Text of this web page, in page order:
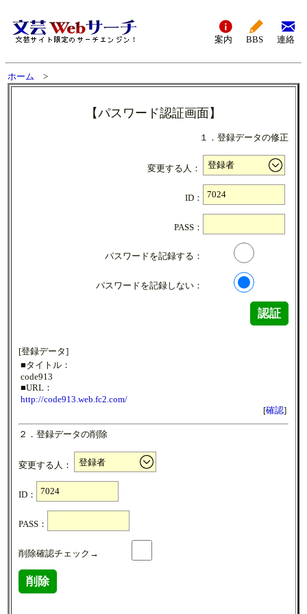
案内 BBS 連絡
ホーム >
【パスワード認証画面】
１．登録データの修正
変更する人：
ID：
PASS：
パスワードを記録する：
パスワードを記録しない：
認証
[登録データ]
■タイトル：
code913
■URL：
http://code913.web.fc2.com/
[確認]
２．登録データの削除
変更する人：
ID：
PASS：
削除確認チェック→
削除